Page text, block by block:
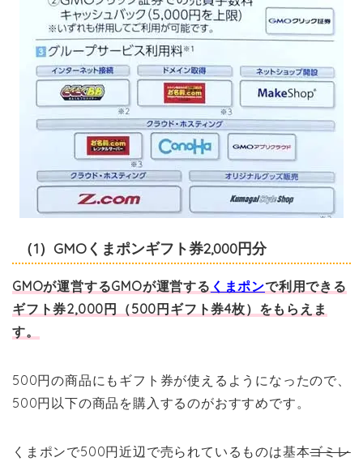
（1）GMOくまポンギフト券2,000円分
GMOが運営するGMOが運営する くまポンで利用できる
ギフト券2,000円（500円ギフト券4枚）をもらえま
す。
500円の商品にもギフト券が使えるようになったので、
500円以下の商品を購入するのがおすすめです。
くまポンで500円近辺で売られているものは基本ゴミレ